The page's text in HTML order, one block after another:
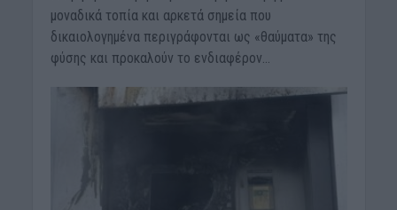
μοναδικά τοπία και αρκετά σημεία που
δικαιολογημένα περιγράφονται ως «θαύματα» της
φύσης και προκαλούν το ενδιαφέρον...